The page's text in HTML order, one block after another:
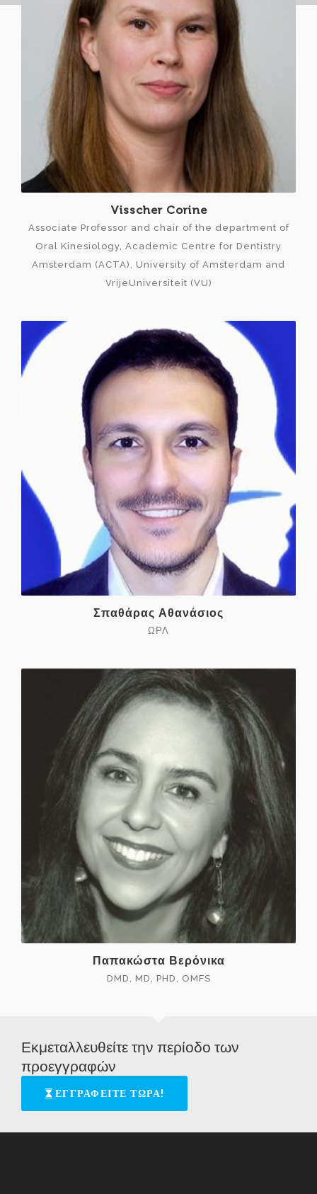
Visscher Corine
Associate Professor and chair of the department of
Oral Kinesiology, Academic Centre for Dentistry
Amsterdam (ACTA), University of Amsterdam and
VrijeUniversiteit (VU)
Σπαθάρας Αθανάσιος
ΩΡΛ
Παπακώστα Βερόνικα
DMD, MD, PHD, OMFS
Εκμεταλλευθείτε την περίοδο των
προεγγραφών
ΕΓΓΡΑΦΕΙΤΕ ΤΩΡΑ!